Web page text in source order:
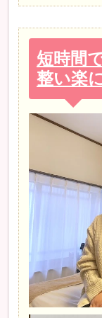
短時間
整い楽